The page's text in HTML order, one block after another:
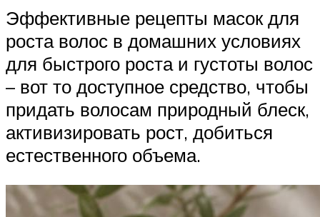
Эффективные рецепты масок для
роста волос в домашних условиях
для быстрого роста и густоты волос
– вот то доступное средство, чтобы
придать волосам природный блеск,
активизировать рост, добиться
естественного объема.